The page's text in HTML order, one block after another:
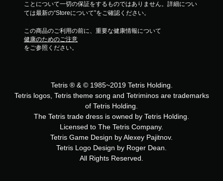
ことについて一切の保証をするものではありません。詳細につい
ては最新の“Storeについて”をご確認ください。
この商品のご利用の前に、重要な健康情報について
健康のためのご注意
をご参照ください。
Tetris ® & © 1985~2019 Tetris Holding.
Tetris logos, Tetris theme song and Tetriminos are trademarks
of Tetris Holding.
The Tetris trade dress is owned by Tetris Holding.
Licensed to The Tetris Company.
Tetris Game Design by Alexey Pajitnov.
Tetris Logo Design by Roger Dean.
All Rights Reserved.